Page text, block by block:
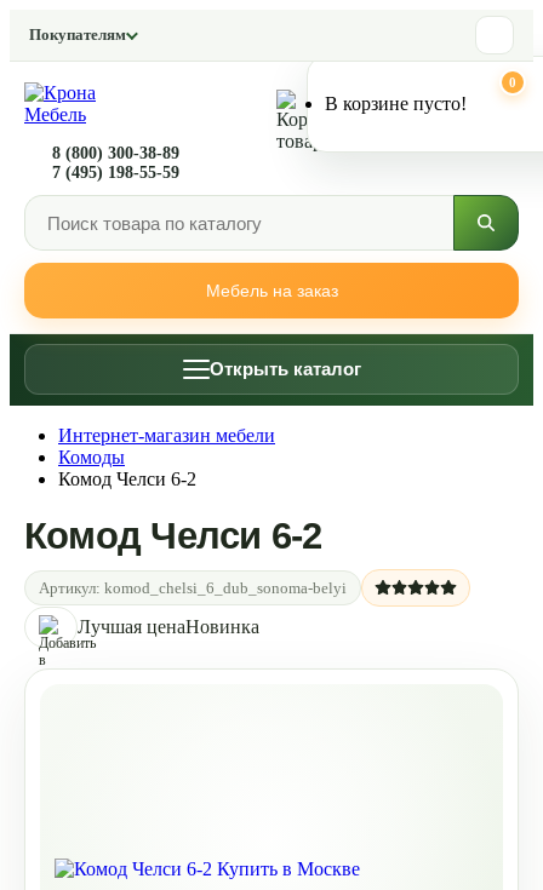
Покупателям
Мебель на заказ
8 (800) 300-38-89
7 (495) 198-55-59
0
В корзине пусто!
Открыть каталог
Интернет-магазин мебели
Комоды
Комод Челси 6-2
Комод Челси 6-2
Артикул: komod_chelsi_6_dub_sonoma-belyi
Лучшая ценаНовинка